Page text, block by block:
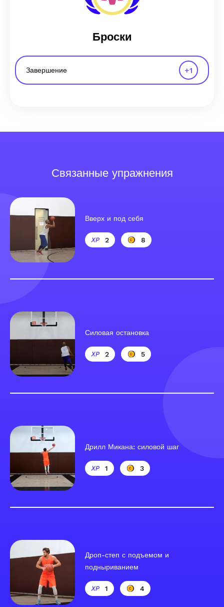
Броски
Завершение +1
Связанные упражнения
Вверх и под себя
2 8
Силовая остановка
2 5
Дрилл Микана: силовой шаг
1 3
Дроп-степ с подъемом и
подныриванием
1 4